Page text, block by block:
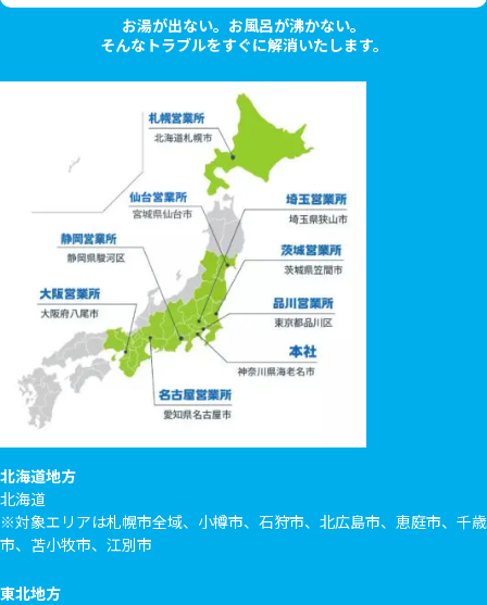
お湯が出ない。お風呂が沸かない。
そんなトラブルをすぐに解消いたします。
北海道地方
北海道
※対象エリアは札幌市全域、小樽市、石狩市、北広島市、恵庭市、千歳
市、苫小牧市、江別市
東北地方